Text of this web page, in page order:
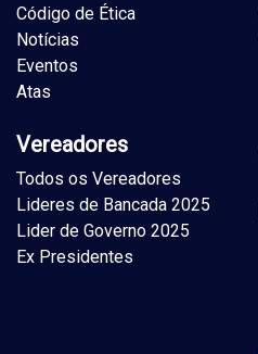
Código de Ética
Notícias
Eventos
Atas
Vereadores
Todos os Vereadores
Lideres de Bancada 2025
Lider de Governo 2025
Ex Presidentes